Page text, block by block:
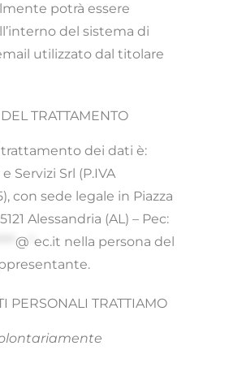
potrà essere
del sistema di
utilizzato dal titolare
TRATTAMENTO
dei dati è:
Servizi Srl (P.IVA
con sede legale in Piazza
Alessandria (AL) – Pec:
@ ec.it nella persona del
PERSONALI TRATTIAMO